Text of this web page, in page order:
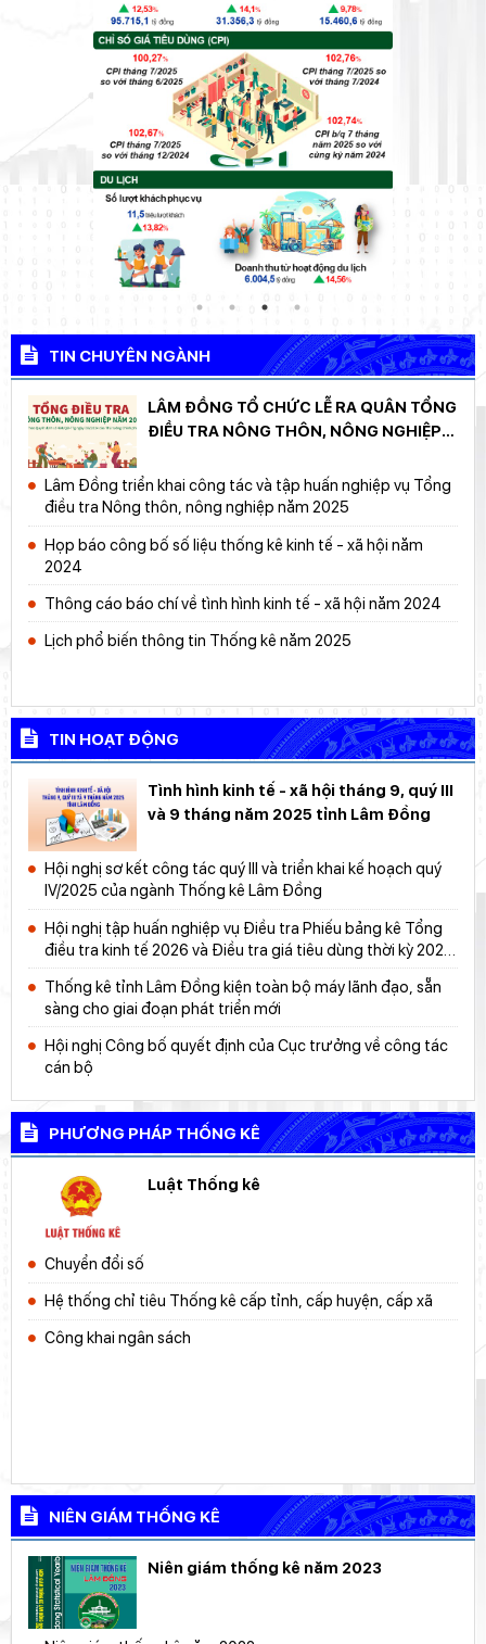
TIN CHUYÊN NGÀNH
LÂM ĐỒNG TỔ CHỨC LỄ RA QUÂN TỔNG
ĐIỀU TRA NÔNG THÔN, NÔNG NGHIỆP
Lâm Đồng triển khai công tác và tập huấn nghiệp vụ Tổng
điều tra Nông thôn, nông nghiệp năm 2025
Họp báo công bố số liệu thống kê kinh tế - xã hội năm
2024
Thông cáo báo chí về tình hình kinh tế - xã hội năm 2024
Lịch phổ biến thông tin Thống kê năm 2025
TIN HOẠT ĐỘNG
Tình hình kinh tế - xã hội tháng 9, quý III
và 9 tháng năm 2025 tỉnh Lâm Đồng
Hội nghị sơ kết công tác quý III và triển khai kế hoạch quý
IV/2025 của ngành Thống kê Lâm Đồng
Hội nghị tập huấn nghiệp vụ Điều tra Phiếu bảng kê Tổng
điều tra kinh tế 2026 và Điều tra giá tiêu dùng thời kỳ 2025
- 2030
Thống kê tỉnh Lâm Đồng kiện toàn bộ máy lãnh đạo, sẵn
sàng cho giai đoạn phát triển mới
Hội nghị Công bố quyết định của Cục trưởng về công tác
cán bộ
PHƯƠNG PHÁP THỐNG KÊ
Luật Thống kê
Chuyển đổi số
Hệ thống chỉ tiêu Thống kê cấp tỉnh, cấp huyện, cấp xã
Công khai ngân sách
NIÊN GIÁM THỐNG KÊ
Niên giám thống kê năm 2023